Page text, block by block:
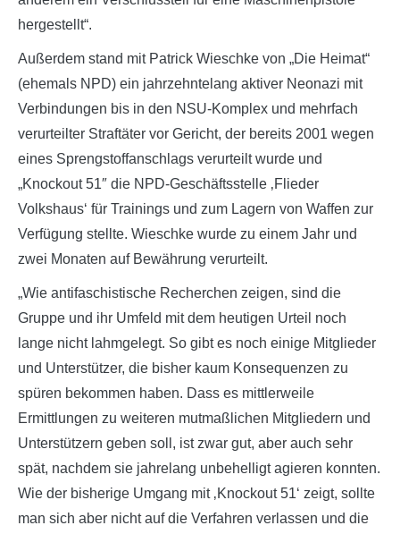
hergestellt“.
Außerdem stand mit Patrick Wieschke von „Die Heimat“
(ehemals NPD) ein jahrzehntelang aktiver Neonazi mit
Verbindungen bis in den NSU-Komplex und mehrfach
verurteilter Straftäter vor Gericht, der bereits 2001 wegen
eines Sprengstoffanschlags verurteilt wurde und
„Knockout 51″ die NPD-Geschäftsstelle ‚Flieder
Volkshaus‘ für Trainings und zum Lagern von Waffen zur
Verfügung stellte. Wieschke wurde zu einem Jahr und
zwei Monaten auf Bewährung verurteilt.
„Wie antifaschistische Recherchen zeigen, sind die
Gruppe und ihr Umfeld mit dem heutigen Urteil noch
lange nicht lahmgelegt. So gibt es noch einige Mitglieder
und Unterstützer, die bisher kaum Konsequenzen zu
spüren bekommen haben. Dass es mittlerweile
Ermittlungen zu weiteren mutmaßlichen Mitgliedern und
Unterstützern geben soll, ist zwar gut, aber auch sehr
spät, nachdem sie jahrelang unbehelligt agieren konnten.
Wie der bisherige Umgang mit ‚Knockout 51‘ zeigt, sollte
man sich aber nicht auf die Verfahren verlassen und die